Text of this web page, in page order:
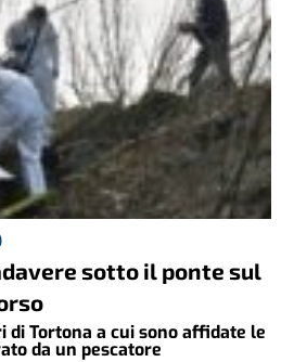
sotto il ponte sul
di Tortona a cui sono affidate le
da un pescatore